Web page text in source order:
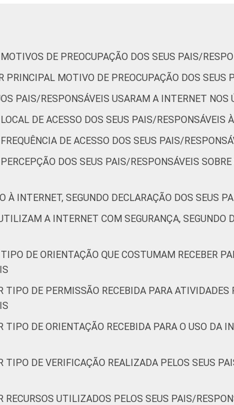
17 22 4
32 21 5
26 14 3
33 14 4
são usuários de Internet.
DE PREOCUPAÇÃO DOS SEUS PAIS/
MOTIVO DE PREOCUPAÇÃO DOS SEUS
PAIS/RESPONSÁVEIS USARAM A INTERNET NOS
DE ACESSO DOS SEUS PAIS/RESPONSÁVEIS
DE ACESSO DOS SEUS PAIS/
DOS SEUS PAIS/RESPONSÁVEIS
À INTERNET, SEGUNDO DECLARAÇÃO DOS SEUS
A INTERNET COM SEGURANÇA, SEGUNDO
DE ORIENTAÇÃO QUE COSTUMAM RECEBER
DE PERMISSÃO RECEBIDA PARA ATIVIDADES
DE ORIENTAÇÃO RECEBIDA PARA O USO DA
DE VERIFICAÇÃO REALIZADA PELOS SEUS
UTILIZADOS PELOS SEUS PAIS/